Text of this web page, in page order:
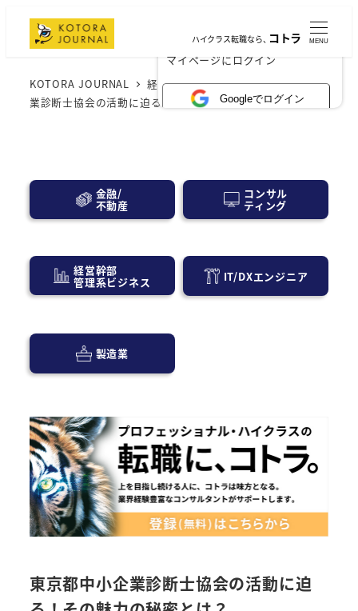
×
マイページにログイン
Googleでログイン
ハイクラス転職なら、コトラ MENU
KOTORA JOURNAL 経営層・事業会社
東京都中小企
業診断士協会の活動に迫る！その魅力の秘密とは？
金融/
不動産
コンサル
ティング
経営幹部
管理系ビジネス IT/DXエンジニア
製造業
東京都中小企業診断士協会の活動に迫